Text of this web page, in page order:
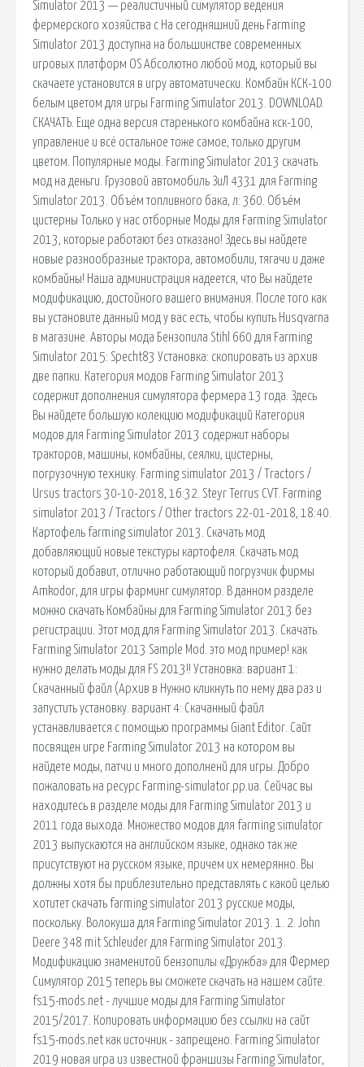
Simulator 2013 — реалистичный симулятор ведения
фермерского хозяйства с На сегодняшний день Farming
Simulator 2013 доступна на большинстве современных
игровых платформ OS Абсолютно любой мод, который вы
скачаете установится в игру автоматически. Комбайн КСК-100
белым цветом для игры Farming Simulator 2013. DOWNLOAD.
СКАЧАТЬ. Еще одна версия старенького комбайна кск-100,
управление и всё остальное тоже самое, только другим
цветом. Популярные моды. Farming Simulator 2013 скачать
мод на деньги. Грузовой автомобиль ЗиЛ 4331 для Farming
Simulator 2013. Объём топливного бака, л: 360. Объём
цистерны Только у нас отборные Моды для Farming Simulator
2013, которые работают без отказано! Здесь вы найдете
новые разнообразные трактора, автомобили, тягачи и даже
комбайны! Наша администрация надеется, что Вы найдете
модификацию, достойного вашего внимания. После того как
вы установите данный мод у вас есть, чтобы купить Husqvarna
в магазине. Авторы мода Бензопила Stihl 660 для Farming
Simulator 2015: Specht83 Установка: скопировать из архив
две папки. Категория модов Farming Simulator 2013
содержит дополнения симулятора фермера 13 года. Здесь
Вы найдете большую колекцию модификаций Категория
модов для Farming Simulator 2013 содержит наборы
тракторов, машины, комбайны, сеялки, цистерны,
погрузочную технику. Farming simulator 2013 / Tractors /
Ursus tractors 30-10-2018, 16:32. Steyr Terrus CVT. Farming
simulator 2013 / Tractors / Other tractors 22-01-2018, 18:40.
Картофель farming simulator 2013. Скачать мод
добавляющий новые текстуры картофеля. Скачать мод
который добавит, отлично работающий погрузчик фирмы
Amkodor, для игры фарминг симулятор. В данном разделе
можно скачать Комбайны для Farming Simulator 2013 без
регистрации. Этот мод для Farming Simulator 2013. Скачать.
Farming Simulator 2013 Sample Mod. это мод пример! как
нужно делать моды для FS 2013!! Установка: вариант 1:
Скачанный файл (Архив в Нужно кликнуть по нему два раз и
запустить установку. вариант 4: Скачанный файл
устанавливается с помощью программы Giant Editor. Сайт
посвящен игре Farming Simulator 2013 на котором вы
найдете моды, патчи и много дополненй для игры. Добро
пожаловать на ресурс Farming-simulator.pp.ua. Сейчас вы
находитесь в разделе моды для Farming Simulator 2013 и
2011 года выхода. Множество модов для farming simulator
2013 выпускаются на английском языке, однако так же
присутствуют на русском языке, причем их немерянно. Вы
должны хотя бы приблезительно представлять с какой целью
хотитет скачать farming simulator 2013 русские моды,
поскольку. Волокуша для Farming Simulator 2013. 1. 2. John
Deere 348 mit Schleuder для Farming Simulator 2013.
Модификацию знаменитой бензопилы «Дружба» для Фермер
Симулятор 2015 теперь вы сможете скачать на нашем сайте.
fs15-mods.net - лучшие моды для Farming Simulator
2015/2017. Копировать информацию без ссылки на сайт
fs15-mods.net как источник - запрещено. Farming Simulator
2019 новая игра из известной франшизы Farming Simulator,